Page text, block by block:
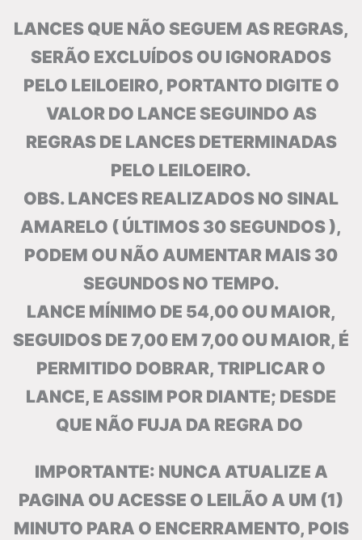
LANCES QUE NÃO SEGUEM AS REGRAS,
SERÃO EXCLUÍDOS OU IGNORADOS
PELO LEILOEIRO, PORTANTO DIGITE O
VALOR DO LANCE SEGUINDO AS
REGRAS DE LANCES DETERMINADAS
PELO LEILOEIRO.
OBS. LANCES REALIZADOS NO SINAL
AMARELO ( ÚLTIMOS 30 SEGUNDOS ),
PODEM OU NÃO AUMENTAR MAIS 30
SEGUNDOS NO TEMPO.
LANCE MÍNIMO DE 54,00 OU MAIOR,
SEGUIDOS DE 7,00 EM 7,00 OU MAIOR, É
PERMITIDO DOBRAR, TRIPLICAR O
LANCE, E ASSIM POR DIANTE; DESDE
QUE NÃO FUJA DA REGRA DO
IMPORTANTE: NUNCA ATUALIZE A
PAGINA OU ACESSE O LEILÃO A UM (1)
MINUTO PARA O ENCERRAMENTO, POIS